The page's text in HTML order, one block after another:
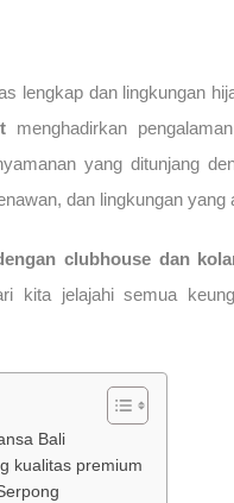
lengkap dan lingkungan
menghadirkan
yang ditunjang
dan lingkungan yang
clubhouse dan
kita jelajahi semua
Bali
kualitas premium